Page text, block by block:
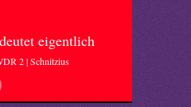
eigentlich
2 | Schnitzius